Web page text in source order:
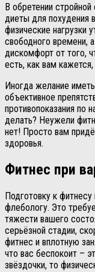
В обретении
диеты для похудения
физические
свободного времени,
дискомфорт от того,
есть, как вам
Иногда желание
объективное
противопоказания по
делать? Неужели
нет! Просто вам
здоровья.
Фитнес при
Подготовку к
флебологу. Это
тяжести вашего
серьёзной стадии,
фитнес и вплотную
что вас беспокоит –
звёздочки, то